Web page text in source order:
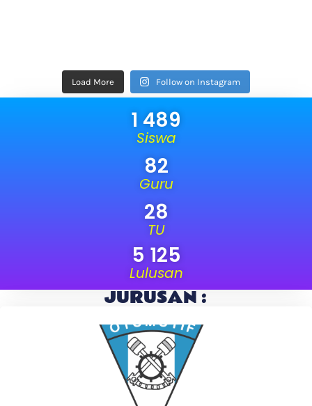
Load More Follow on Instagram
Siswa
1 489
Guru
82
TU
28
Lulusan
5 125
JURUSAN :